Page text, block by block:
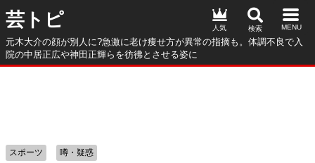
芸トピ
元木大介の顔が別人に?急激に老け痩せ方が異常の指摘も。体調不良で入
院の中居正広や神田正輝らを彷彿とさせる姿に
人気
スポーツ 噂・疑惑